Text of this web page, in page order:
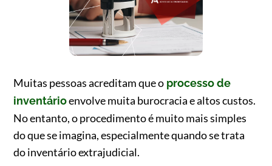
Muitas pessoas acreditam que o processo de
inventárioenvolve muita burocracia e altos custos.
No entanto, o procedimento é muito mais simples
do que se imagina, especialmente quando se trata
do inventário extrajudicial.